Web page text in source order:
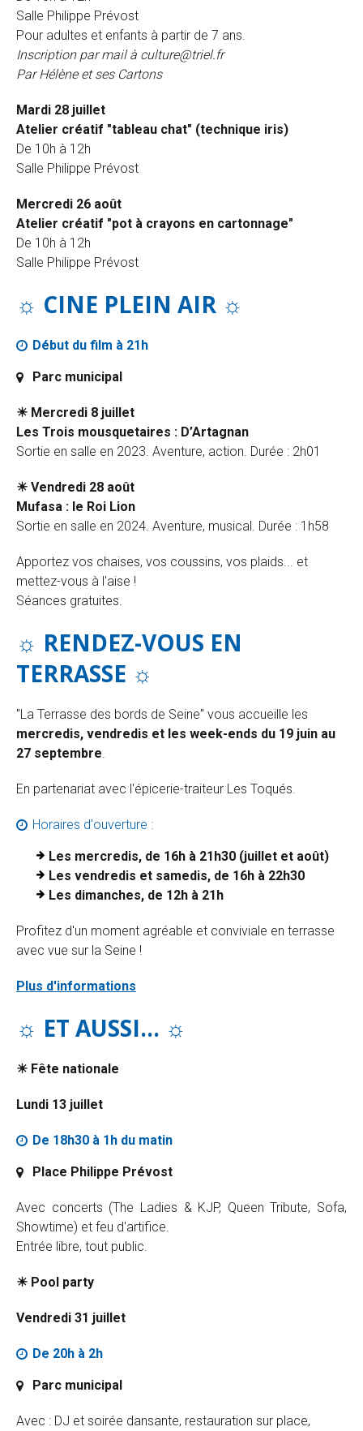
Salle Philippe Prévost
Pour adultes et enfants à partir de 7 ans.
Inscription par mail à culture@triel.fr
Par Hélène et ses Cartons
Mardi 28 juillet
Atelier créatif "tableau chat" (technique iris)
De 10h à 12h
Salle Philippe Prévost
Mercredi 26 août
Atelier créatif "pot à crayons en cartonnage"
De 10h à 12h
Salle Philippe Prévost
☼ CINE PLEIN AIR ☼
Début du film à 21h
Parc municipal
☀ Mercredi 8 juillet
Les Trois mousquetaires : D’Artagnan
Sortie en salle en 2023. Aventure, action. Durée : 2h01
☀ Vendredi 28 août
Mufasa : le Roi Lion
Sortie en salle en 2024. Aventure, musical. Durée : 1h58
Apportez vos chaises, vos coussins, vos plaids... et
mettez-vous à l'aise !
Séances gratuites.
☼ RENDEZ-VOUS EN
TERRASSE ☼
"La Terrasse des bords de Seine" vous accueille les
mercredis, vendredis et les week-ends du 19 juin au
27 septembre.
En partenariat avec l'épicerie-traiteur Les Toqués.
Horaires d'ouverture :
Les mercredis, de 16h à 21h30 (juillet et août)
Les vendredis et samedis, de 16h à 22h30
Les dimanches, de 12h à 21h
Profitez d'un moment agréable et conviviale en terrasse
avec vue sur la Seine !
Plus d'informations
☼ ET AUSSI... ☼
☀ Fête nationale
Lundi 13 juillet
De 18h30 à 1h du matin
Place Philippe Prévost
Avec concerts (The Ladies & KJP, Queen Tribute, Sofa,
Showtime) et feu d'artifice.
Entrée libre, tout public.
☀ Pool party
Vendredi 31 juillet
De 20h à 2h
Parc municipal
Avec : DJ et soirée dansante, restauration sur place,